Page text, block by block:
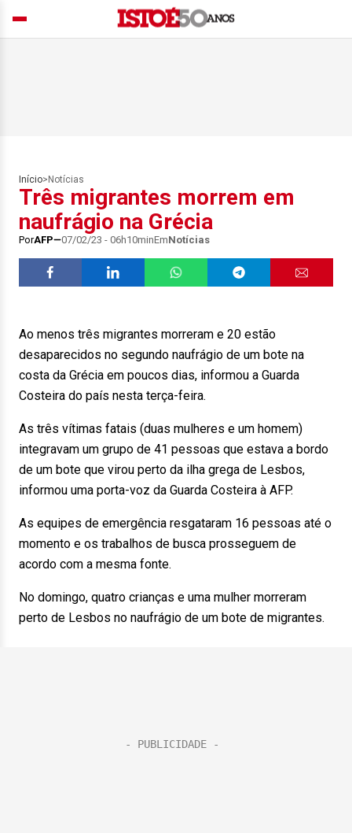
Início> Notícias
Três migrantes morrem em
naufrágio na Grécia
PorAFP 07/02/23 - 06h10minEmNotícias
Ao menos três migrantes morreram e 20 estão
desaparecidos no segundo naufrágio de um bote na
costa da Grécia em poucos dias, informou a Guarda
Costeira do país nesta terça-feira.
As três vítimas fatais (duas mulheres e um homem)
integravam um grupo de 41 pessoas que estava a bordo
de um bote que virou perto da ilha grega de Lesbos,
informou uma porta-voz da Guarda Costeira à AFP.
As equipes de emergência resgataram 16 pessoas até o
momento e os trabalhos de busca prosseguem de
acordo com a mesma fonte.
No domingo, quatro crianças e uma mulher morreram
perto de Lesbos no naufrágio de um bote de migrantes.